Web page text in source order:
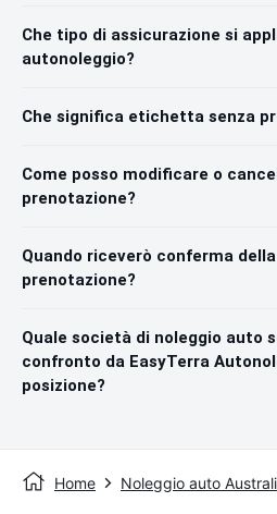
Che tipo di assicurazione si
autonoleggio?
Che significa etichetta senza
Come posso modificare o
prenotazione?
Quando riceverò conferma
prenotazione?
Quale società di noleggio auto
confronto da EasyTerra
posizione?
Home Noleggio auto